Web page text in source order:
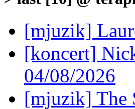
[mjuzik]
[koncert]
04/08/2026
[mjuzik] The